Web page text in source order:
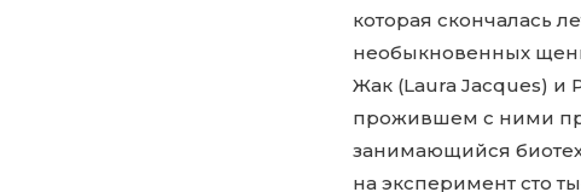
которая скончалась
необыкновенных
Жак (Laura Jacques) и
прожившем с ними
занимающийся
на эксперимент сто